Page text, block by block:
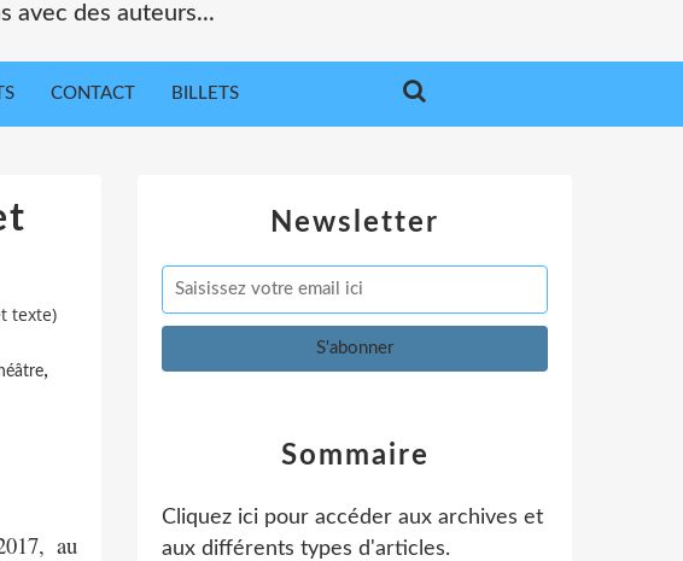
avec des auteurs...
CONTACT BILLETS
texte)
,
au
Newsletter
Sommaire
Cliquez ici pour accéder aux archives et
aux différents types d'articles.